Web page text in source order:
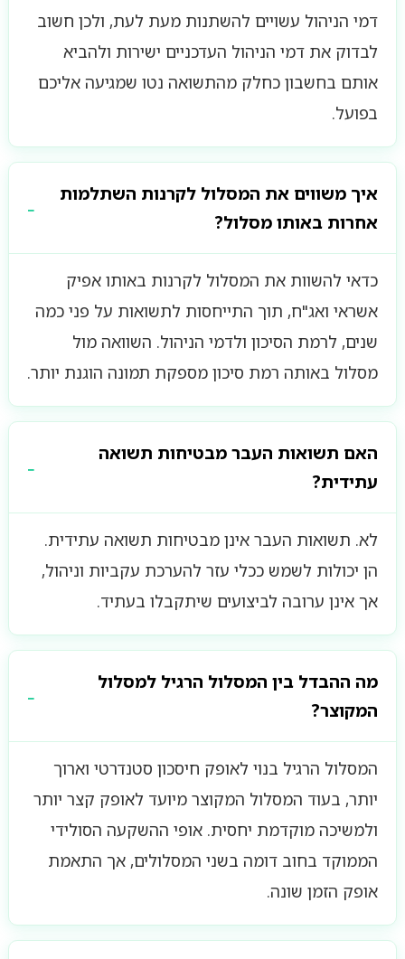
דמי הניהול עשויים להשתנות מעת לעת, ולכן חשוב
לבדוק את דמי הניהול העדכניים ישירות ולהביא
אותם בחשבון כחלק מהתשואה נטו שמגיעה אליכם
בפועל.
איך משווים את המסלול לקרנות השתלמות
אחרות באותו מסלול?
כדאי להשוות את המסלול לקרנות באותו אפיק
אשראי ואג"ח, תוך התייחסות לתשואות על פני כמה
שנים, לרמת הסיכון ולדמי הניהול. השוואה מול
מסלול באותה רמת סיכון מספקת תמונה הוגנת יותר.
האם תשואות העבר מבטיחות תשואה
עתידית?
לא. תשואות העבר אינן מבטיחות תשואה עתידית.
הן יכולות לשמש ככלי עזר להערכת עקביות וניהול,
אך אינן ערובה לביצועים שיתקבלו בעתיד.
מה ההבדל בין המסלול הרגיל למסלול
המקוצר?
המסלול הרגיל בנוי לאופק חיסכון סטנדרטי וארוך
יותר, בעוד המסלול המקוצר מיועד לאופק קצר יותר
ולמשיכה מוקדמת יחסית. אופי ההשקעה הסולידי
הממוקד בחוב דומה בשני המסלולים, אך התאמת
אופק הזמן שונה.